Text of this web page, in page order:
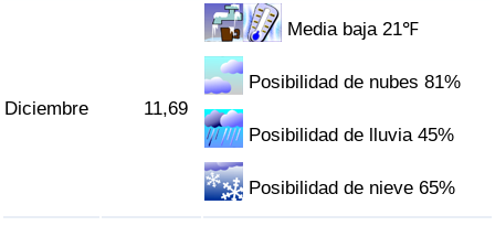
Diciembre 11,69
Media baja 21℉
Posibilidad de nubes 81%
Posibilidad de lluvia 45%
Posibilidad de nieve 65%